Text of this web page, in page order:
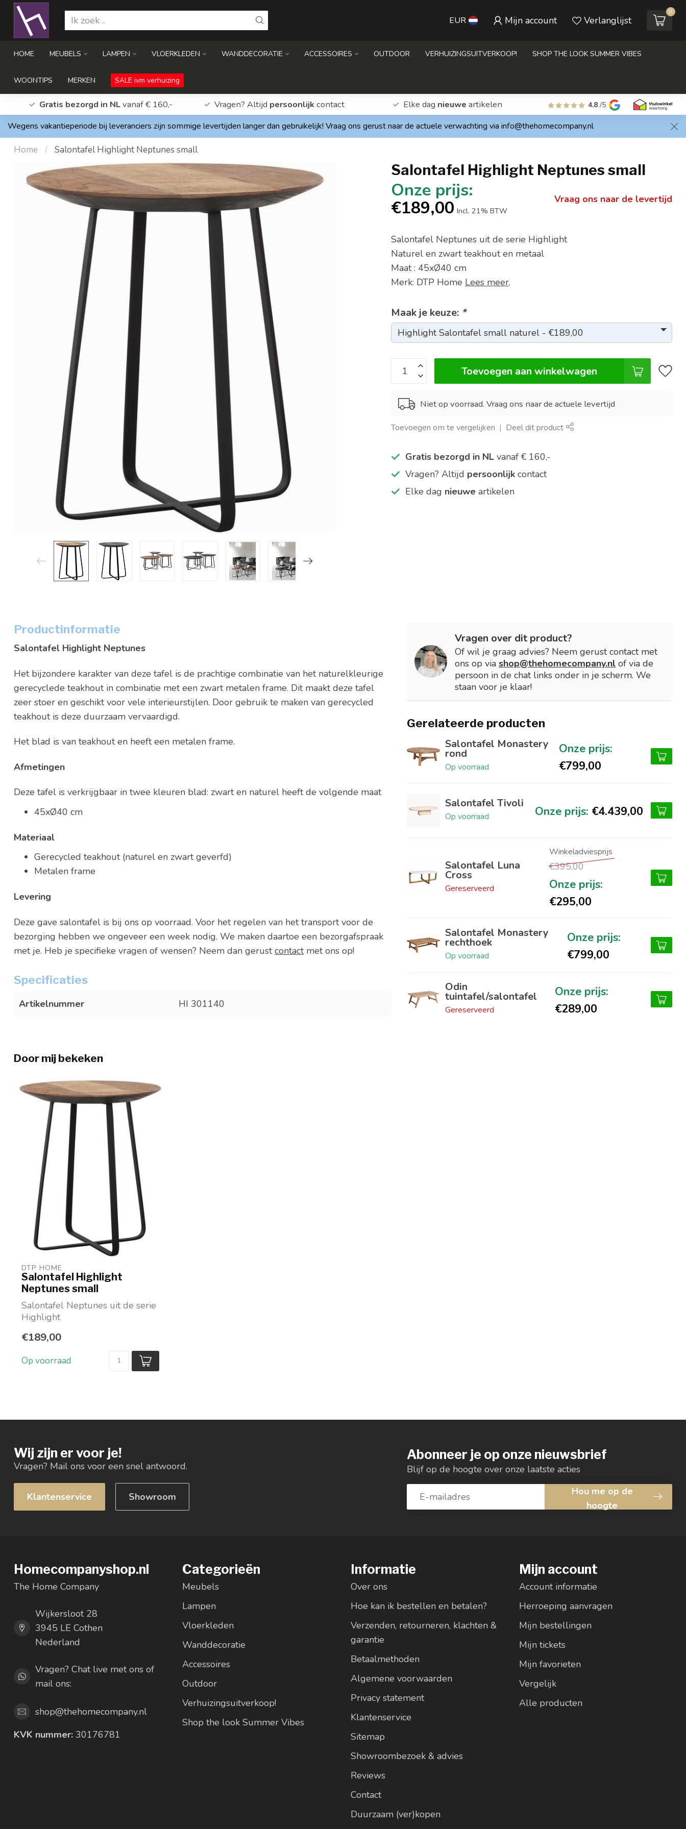
EUR Mijn account Verlanglijst
0
HOME MEUBELS LAMPEN VLOERKLEDEN WANDDECORATIE ACCESSOIRES OUTDOOR VERHUIZINGSUITVERKOOP! SHOP THE LOOK SUMMER VIBES
WOONTIPS MERKEN SALE ivm verhuizing
Gratis bezorgd in NLvanaf € 160,- Vragen? Altijd persoonlijk contact Elke dag nieuwe artikelen 4.8 /5
Wegens vakantieperiode bij leveranciers zijn sommige levertijden langer dan gebruikelijk! Vraag ons gerust naar de actuele verwachting via info@thehomecompany.nl
Home / Salontafel Highlight Neptunes small
Salontafel Highlight Neptunes small
€189,00 Incl. 21% BTW
Vraag ons naar de levertijd
Salontafel Neptunes uit de serie Highlight
Naturel en zwart teakhout en metaal
Maat : 45xØ40 cm
Merk: DTP Home Lees meer.
Maak je keuze: *
Toevoegen aan winkelwagen
Niet op voorraad. Vraag ons naar de actuele levertijd
Toevoegen om te vergelijken Deel dit product
Gratis bezorgd in NL vanaf € 160,-
Vragen? Altijd persoonlijk contact
Elke dag nieuwe artikelen
Productinformatie
Salontafel Highlight Neptunes
Het bijzondere karakter van deze tafel is de prachtige combinatie van het naturelkleurige
gerecyclede teakhout in combinatie met een zwart metalen frame. Dit maakt deze tafel
zeer stoer en geschikt voor vele interieurstijlen. Door gebruik te maken van gerecycled
teakhout is deze duurzaam vervaardigd.
Het blad is van teakhout en heeft een metalen frame.
Afmetingen
Deze tafel is verkrijgbaar in twee kleuren blad: zwart en naturel heeft de volgende maat
45xØ40 cm
Materiaal
Gerecycled teakhout (naturel en zwart geverfd)
Metalen frame
Levering
Deze gave salontafel is bij ons op voorraad. Voor het regelen van het transport voor de
bezorging hebben we ongeveer een week nodig. We maken daartoe een bezorgafspraak
met je. Heb je specifieke vragen of wensen? Neem dan gerustcontactmet ons op!
Specificaties
Artikelnummer HI 301140
Vragen over dit product?
Of wil je graag advies? Neem gerust contact met
ons op via shop@thehomecompany.nl of via de
persoon in de chat links onder in je scherm. We
staan voor je klaar!
Gerelateerde producten
Salontafel Monastery
rond
Op voorraad €799,00
Salontafel Tivoli
Op voorraad €4.439,00
Salontafel Luna
Cross
Gereserveerd
€395,00
€295,00
Salontafel Monastery
rechthoek
Op voorraad €799,00
Odin
tuintafel/salontafel
Gereserveerd €289,00
Door mij bekeken
DTP HOME
Salontafel Highlight
Neptunes small
Salontafel Neptunes uit de serie
Highlight
metaal
€189,00
Op voorraad
Wij zijn er voor je!
Vragen? Mail ons voor een snel antwoord.
Klantenservice Showroom
Abonneer je op onze nieuwsbrief
Blijf op de hoogte over onze laatste acties
Hou me op de
hoogte
Homecompanyshop.nl
The Home Company
Wijkersloot 28
3945 LE Cothen
Nederland
Vragen? Chat live met ons of
mail ons:
shop@thehomecompany.nl
KVK nummer: 30176781
Categorieën
Meubels
Lampen
Vloerkleden
Wanddecoratie
Accessoires
Outdoor
Verhuizingsuitverkoop!
Shop the look Summer Vibes
Informatie
Over ons
Hoe kan ik bestellen en betalen?
Verzenden, retourneren, klachten &
garantie
Betaalmethoden
Algemene voorwaarden
Privacy statement
Klantenservice
Sitemap
Showroombezoek & advies
Reviews
Contact
Duurzaam (ver)kopen
Mijn account
Account informatie
Herroeping aanvragen
Mijn bestellingen
Mijn tickets
Mijn favorieten
Vergelijk
Alle producten